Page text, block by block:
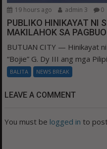
19 hours ago admin 3 0
PUBLIKO HINIKAYAT NI
MAKILAHOK SA
BUTUAN CITY — Hinikayat
“Bojie” G. Dy III ang mga
BALITA NEWS BREAK
LEAVE A COMMENT
You must be logged in to